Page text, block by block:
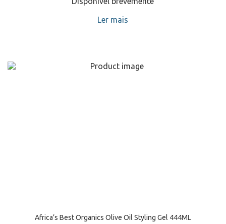
Ler mais
Africa’s Best Organics Olive Oil Styling Gel 444ML